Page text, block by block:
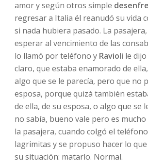
amor y según otros simple
regresar a Italia él reanudó su vida
si nada hubiera pasado. La
esperar al vencimiento de las
lo llamó por teléfono y Ravioli le
claro, que estaba enamorado de
algo que se le parecía, pero que no
esposa, porque quizá también
de ella, de su esposa, o algo que se
no sabía, bueno vale pero es mucho
la pasajera, cuando colgó el
lagrimitas y se propuso hacer lo
su situación: matarlo. Normal.